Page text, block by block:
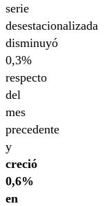
serie
desestacionalizada
disminuyó
0,3%
respecto
del
mes
precedente
y
creció
0,6%
en